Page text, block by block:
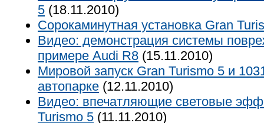
5 (18.11.2010)
Сорокаминутная установка Gran
Видео: демонстрация системы
примере Audi R8 (15.11.2010)
Мировой запуск Gran Turismo 5 и
автопарке (12.11.2010)
Видео: впечатляющие световые
Turismo 5 (11.11.2010)